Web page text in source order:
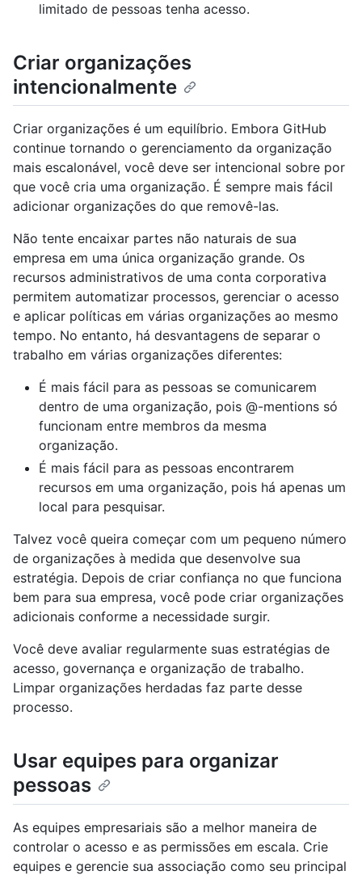
limitado de pessoas tenha acesso.
Criar organizações
intencionalmente
Criar organizações é um equilíbrio. Embora GitHub
continue tornando o gerenciamento da organização
mais escalonável, você deve ser intencional sobre por
que você cria uma organização. É sempre mais fácil
adicionar organizações do que removê-las.
Não tente encaixar partes não naturais de sua
empresa em uma única organização grande. Os
recursos administrativos de uma conta corporativa
permitem automatizar processos, gerenciar o acesso
e aplicar políticas em várias organizações ao mesmo
tempo. No entanto, há desvantagens de separar o
trabalho em várias organizações diferentes:
É mais fácil para as pessoas se comunicarem
dentro de uma organização, pois @-mentions só
funcionam entre membros da mesma
organização.
É mais fácil para as pessoas encontrarem
recursos em uma organização, pois há apenas um
local para pesquisar.
Talvez você queira começar com um pequeno número
de organizações à medida que desenvolve sua
estratégia. Depois de criar confiança no que funciona
bem para sua empresa, você pode criar organizações
adicionais conforme a necessidade surgir.
Você deve avaliar regularmente suas estratégias de
acesso, governança e organização de trabalho.
Limpar organizações herdadas faz parte desse
processo.
Usar equipes para organizar
pessoas
As equipes empresariais são a melhor maneira de
controlar o acesso e as permissões em escala. Crie
equipes e gerencie sua associação como seu principal